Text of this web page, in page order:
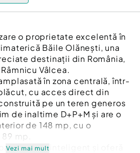
o proprietate excelentă în
Băile Olănești, una
destinații din România,
Vâlcea.
în zona centrală, într-
cu acces direct din
pe un teren generos
de inaltime D+P+M și are o
de 148 mp, cu o
mp.
inteligent și oferă
Vezi mai mult